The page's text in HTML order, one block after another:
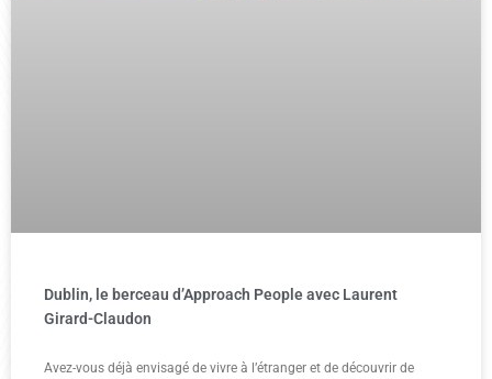
Dublin, le berceau d’Approach People avec Laurent
Girard-Claudon
Avez-vous déjà envisagé de vivre à l’étranger et de découvrir de